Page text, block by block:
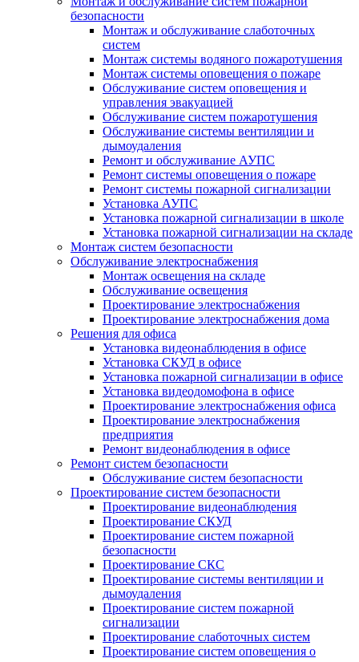
безопасности
Монтаж и обслуживание слаботочных
систем
Монтаж системы водяного пожаротушения
Монтаж системы оповещения о пожаре
Обслуживание систем оповещения и
управления эвакуацией
Обслуживание систем пожаротушения
Обслуживание системы вентиляции и
дымоудаления
Ремонт и обслуживание АУПС
Ремонт системы оповещения о пожаре
Ремонт системы пожарной сигнализации
Установка АУПС
Установка пожарной сигнализации в школе
Установка пожарной сигнализации на складе
Монтаж систем безопасности
Обслуживание электроснабжения
Монтаж освещения на складе
Обслуживание освещения
Проектирование электроснабжения
Проектирование электроснабжения дома
Решения для офиса
Установка видеонаблюдения в офисе
Установка СКУД в офисе
Установка пожарной сигнализации в офисе
Установка видеодомофона в офисе
Проектирование электроснабжения офиса
Проектирование электроснабжения
предприятия
Ремонт видеонаблюдения в офисе
Ремонт систем безопасности
Обслуживание систем безопасности
Проектирование систем безопасности
Проектирование видеонаблюдения
Проектирование СКУД
Проектирование систем пожарной
безопасности
Проектирование СКС
Проектирование системы вентиляции и
дымоудаления
Проектирование систем пожарной
сигнализации
Проектирование слаботочных систем
Проектирование систем оповещения о